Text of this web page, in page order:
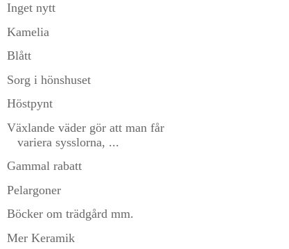
Inget nytt
Kamelia
Blått
Sorg i hönshuset
Höstpynt
Växlande väder gör att man får
variera sysslorna, ...
Gammal rabatt
Pelargoner
Böcker om trädgård mm.
Mer Keramik